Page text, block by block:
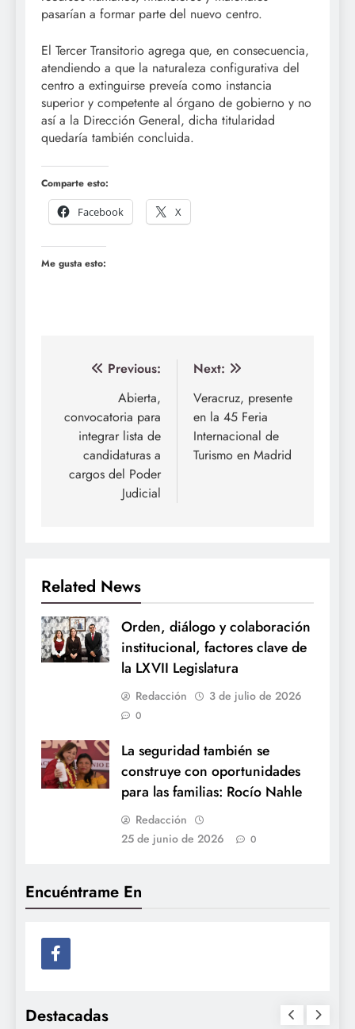
Encuéntrame En
Destacadas
pasarían a formar parte del nuevo centro.
El Tercer Transitorio agrega que, en consecuencia,
atendiendo a que la naturaleza configurativa del
centro a extinguirse preveía como instancia
superior y competente al órgano de gobierno y no
así a la Dirección General, dicha titularidad
quedaría también concluida.
Comparte esto:
Facebook
X
Me gusta esto:
Navegación
entradas
Previous:
Abierta,
convocatoria para
integrar lista de
candidaturas a
cargos del Poder
Judicial
Next:
Veracruz, presente
en la 45 Feria
Internacional de
Turismo en Madrid
Related News
Orden, diálogo y colaboración
institucional, factores clave de
la LXVII Legislatura
Redacción 3 de julio de 2026
0
La seguridad también se
construye con oportunidades
para las familias: Rocío Nahle
Redacción
25 de junio de 2026
0